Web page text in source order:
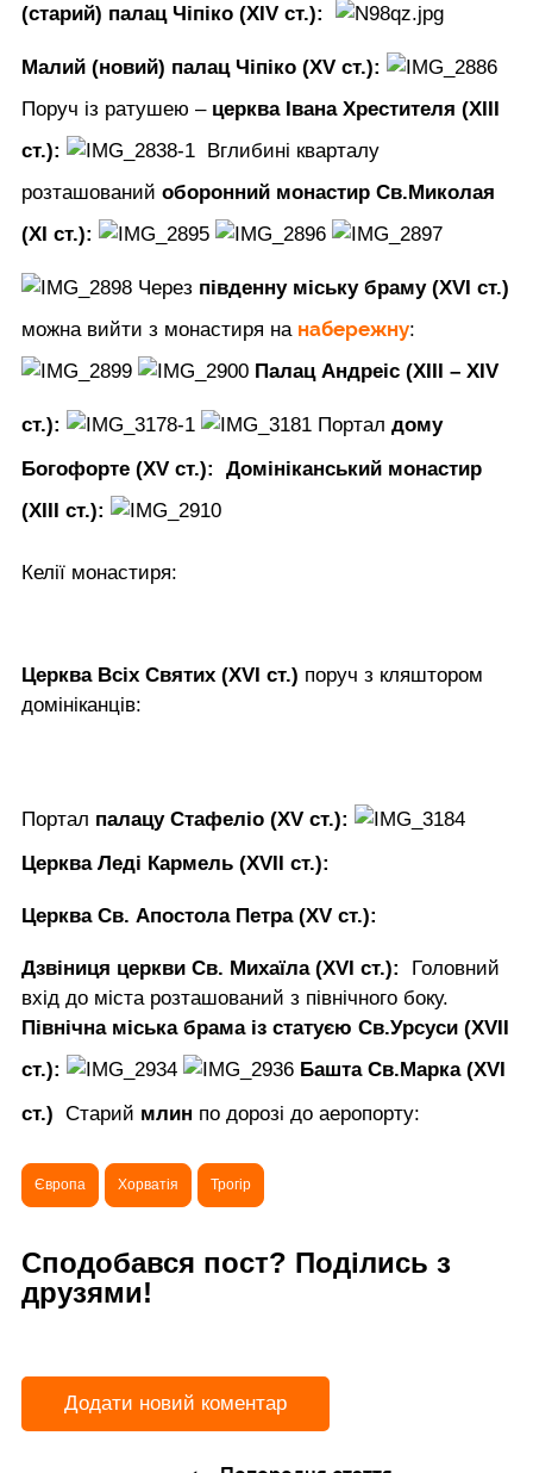
(старий) палац Чіпіко (XIV ст.):
Малий (новий) палац Чіпіко (XV ст.):
Поруч із ратушею – церква Івана Хрестителя (XIII
ст.):
Вглибині кварталу
розташований оборонний монастир Св.Миколая
(XI ст.):
Через південну міську браму (XVI ст.)
можна вийти з монастиря на набережну:
Палац Андреіс (XIII – XIV
ст.): Портал дому
Богофорте (XV ст.):
Домініканський монастир
(XIII ст.):
Келії монастиря:
Церква Всіх Святих (XVI ст.) поруч з кляштором
домініканців:
Портал палацу Стафеліо (XV ст.):
Церква Леді Кармель (XVII ст.):
Церква Св. Апостола Петра (XV ст.):
Дзвіниця церкви Св. Михаїла (XVI ст.):
Головний
вхід до міста розташований з північного боку.
Північна міська брама із статуєю Св.Урсуси (XVII
ст.):
Башта Св.Марка (XVI
ст.) Старий млин по дорозі до аеропорту:
Європа Хорватія Трогір
Сподобався пост? Поділись з
друзями!
Додати новий коментар